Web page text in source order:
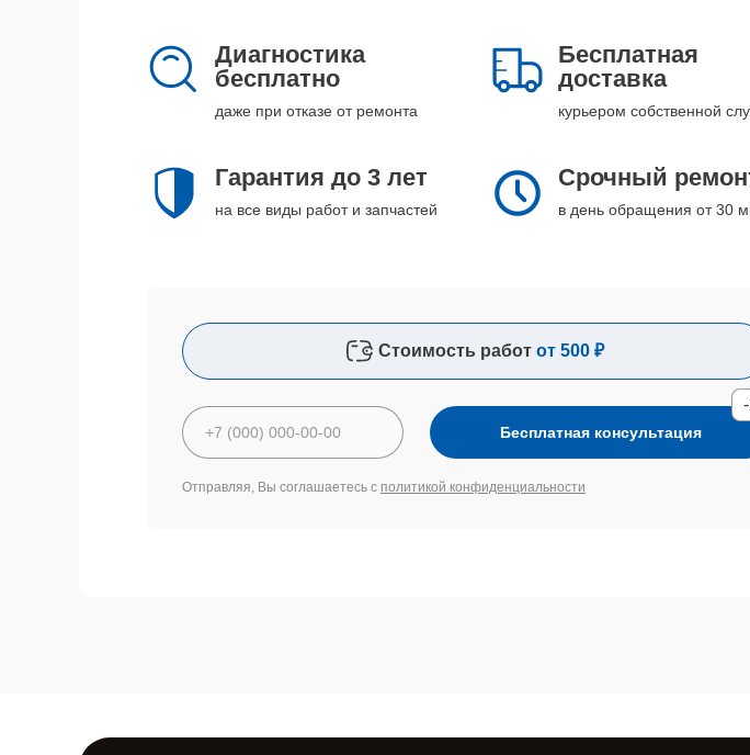
Диагностика
бесплатно
даже при отказе от ремонта
Бесплатная
доставка
курьером собственной
Гарантия до 3 лет
на все виды работ и запчастей
Срочный
в день обращения от 30
Стоимость работ от 500 ₽
Бесплатная консультация
Отправляя, Вы соглашаетесь с политикой конфиденциальности